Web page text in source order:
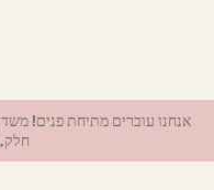
אנחנו עוברים מתיחת פנים!